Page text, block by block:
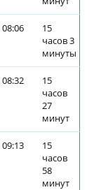
08:06
15
часов 3
минуты
08:32
15
часов
27
минут
09:13
15
часов
58
минут